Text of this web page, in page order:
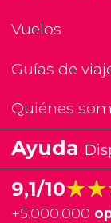
Vuelos
Guías de
Quiénes
Ayuda
9,1/10
+5.000.000